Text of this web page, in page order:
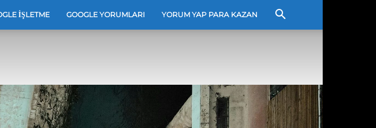
İŞLETME GOOGLE YORUMLARI YORUM YAP PARA KAZAN